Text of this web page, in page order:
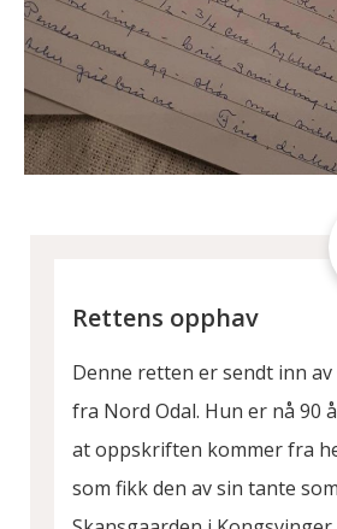
Rettens opphav
Denne retten er sendt inn
fra Nord Odal. Hun er nå 90
at oppskriften kommer fra
som fikk den av sin tante